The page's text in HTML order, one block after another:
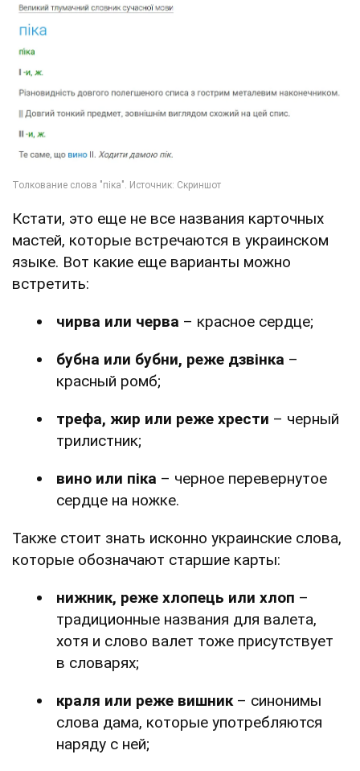
Кстати, это еще не все названия карточных
мастей, которые встречаются в украинском
языке. Вот какие еще варианты можно
встретить:
чирва или черва – красное сердце;
бубна или бубни, реже дзвінка –
красный ромб;
трефа, жир или реже хрести – черный
трилистник;
вино или піка – черное перевернутое
сердце на ножке.
Также стоит знать исконно украинские слова,
которые обозначают старшие карты:
нижник, реже хлопець или хлоп –
традиционные названия для валета,
хотя и слово валет тоже присутствует
в словарях;
краля или реже вишник– синонимы
слова дама, которые употребляются
наряду с ней;